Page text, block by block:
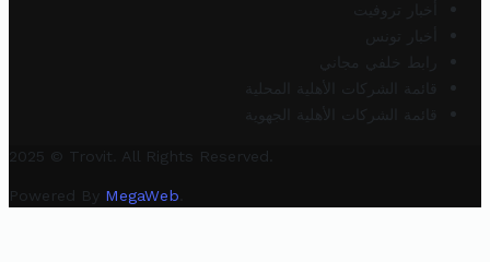
أخبار تروفيت
أخبار تونس
رابط خلفي مجاني
قائمة الشركات الأهلية المحلية
قائمة الشركات الأهلية الجهوية
2025 © Trovit. All Rights Reserved.
Powered By MegaWeb